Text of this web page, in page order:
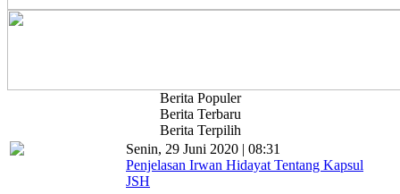
Berita Populer
Berita Terbaru
Berita Terpilih
Senin, 29 Juni 2020 | 08:31
Penjelasan Irwan Hidayat Tentang Kapsul
JSH